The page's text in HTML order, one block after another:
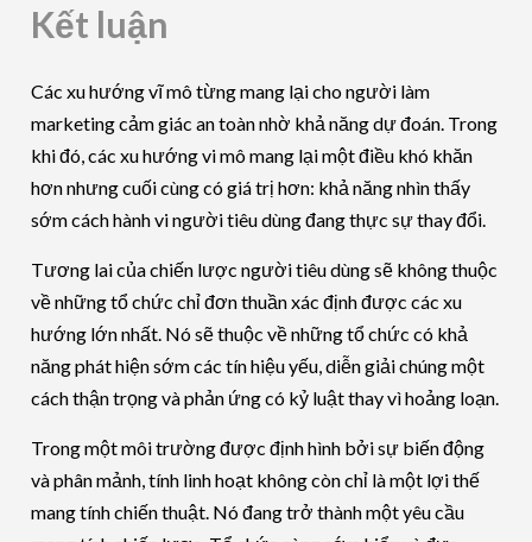
Kết luận
Các xu hướng vĩ mô từng mang lại cho người làm
marketing cảm giác an toàn nhờ khả năng dự đoán. Trong
khi đó, các xu hướng vi mô mang lại một điều khó khăn
hơn nhưng cuối cùng có giá trị hơn: khả năng nhìn thấy
sớm cách hành vi người tiêu dùng đang thực sự thay đổi.
Tương lai của chiến lược người tiêu dùng sẽ không thuộc
về những tổ chức chỉ đơn thuần xác định được các xu
hướng lớn nhất. Nó sẽ thuộc về những tổ chức có khả
năng phát hiện sớm các tín hiệu yếu, diễn giải chúng một
cách thận trọng và phản ứng có kỷ luật thay vì hoảng loạn.
Trong một môi trường được định hình bởi sự biến động
và phân mảnh, tính linh hoạt không còn chỉ là một lợi thế
mang tính chiến thuật. Nó đang trở thành một yêu cầu